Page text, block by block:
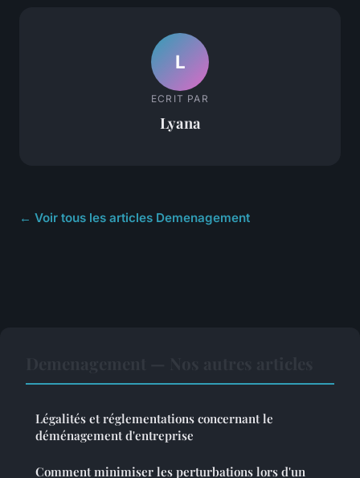
L
ECRIT PAR
Lyana
← Voir tous les articles Demenagement
Légalités et réglementations concernant le
déménagement d'entreprise
Comment minimiser les perturbations lors d'un